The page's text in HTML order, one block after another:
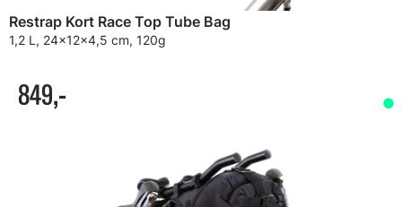
Restrap Kort Race Top Tube Bag
1,2 L, 24x12x4,5 cm, 120g
849,-